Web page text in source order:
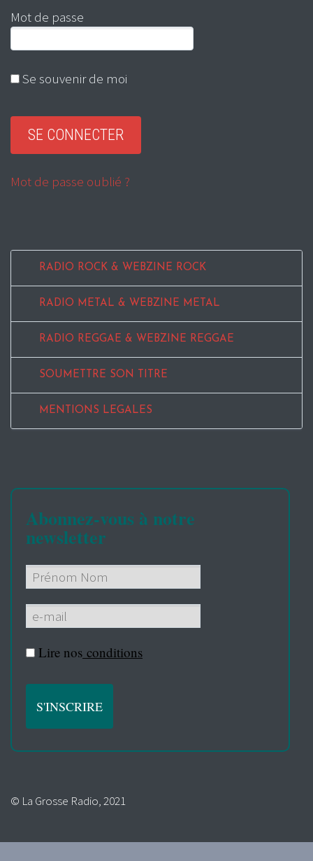
Mot de passe
Se souvenir de moi
Mot de passe oublié ?
RADIO ROCK & WEBZINE ROCK
RADIO METAL & WEBZINE METAL
RADIO REGGAE & WEBZINE REGGAE
SOUMETTRE SON TITRE
MENTIONS LEGALES
Abonnez-vous à notre
newsletter
Lire nos conditions
© La Grosse Radio, 2021